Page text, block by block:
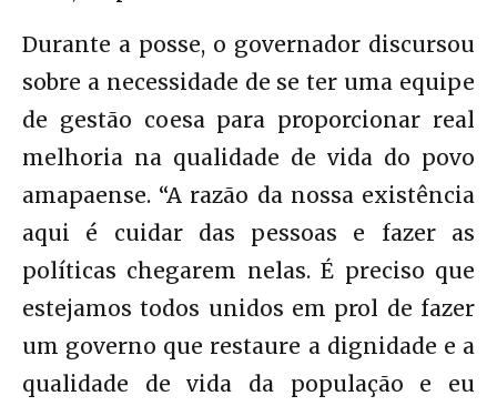
Durante a posse, o governador discursou
sobre a necessidade de se ter uma equipe
de gestão coesa para proporcionar real
melhoria na qualidade de vida do povo
amapaense. “A razão da nossa existência
aqui é cuidar das pessoas e fazer as
políticas chegarem nelas. É preciso que
estejamos todos unidos em prol de fazer
um governo que restaure a dignidade e a
qualidade de vida da população e eu